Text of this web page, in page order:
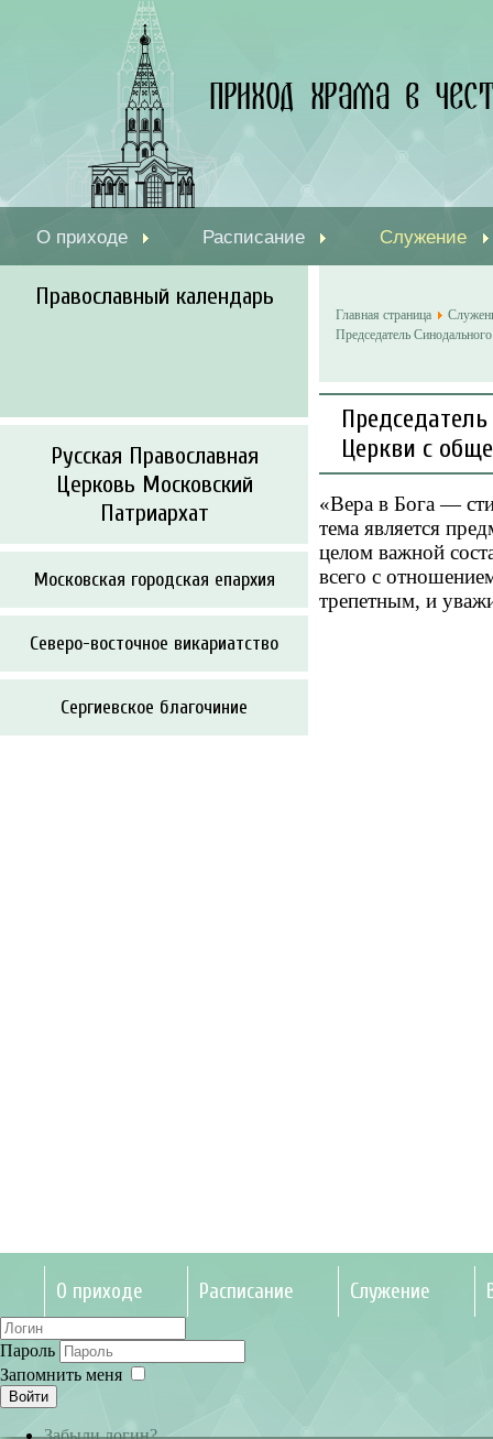
О приходе Расписание Служение
Православный календарь
Русская Православная
Церковь Московский
Патриархат
Московская городская епархия
Северо-восточное викариатство
Сергиевское благочиние
Главная страница
Председатель
Церкви с
«Вера в Бога —
тема является
целом важной
всего с
трепетным, и
О приходе Расписание Служение
Пароль
Запомнить меня
Войти
Забыли логин?